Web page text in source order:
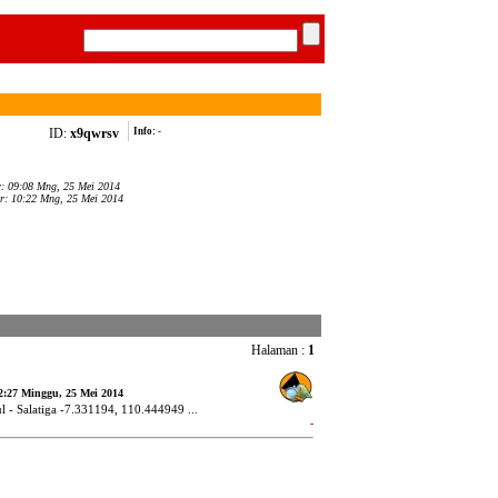
ID: x9qwrsv
09:08 Mng, 25 Mei 2014
10:22 Mng, 25 Mei 2014
Info: -